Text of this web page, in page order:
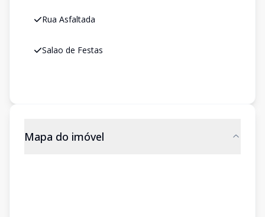
Rua Asfaltada
Salao de Festas
Mapa do imóvel